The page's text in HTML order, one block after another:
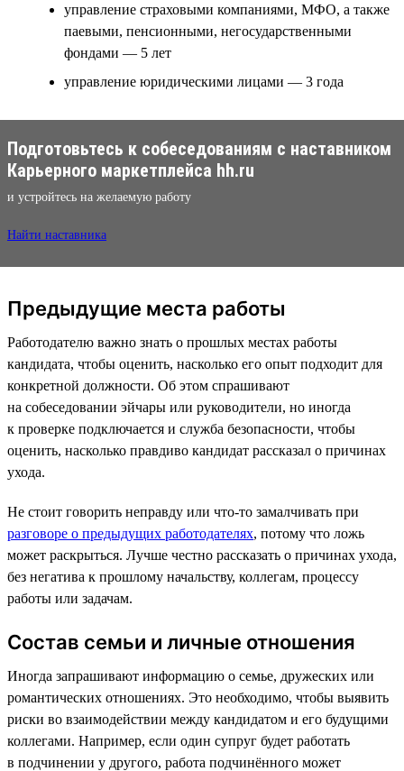
управление страховыми компаниями, МФО, а также
паевыми, пенсионными, негосударственными
фондами — 5 лет
управление юридическими лицами — 3 года
Подготовьтесь к собеседованиям с наставником
Карьерного маркетплейса hh.ru
и устройтесь на желаемую работу
Найти наставника
Предыдущие места работы
Работодателю важно знать о прошлых местах работы
кандидата, чтобы оценить, насколько его опыт подходит для
конкретной должности. Об этом спрашивают
на собеседовании эйчары или руководители, но иногда
к проверке подключается и служба безопасности, чтобы
оценить, насколько правдиво кандидат рассказал о причинах
ухода.
Не стоит говорить неправду или что-то замалчивать при
разговоре о предыдущих работодателях, потому что ложь
может раскрыться. Лучше честно рассказать о причинах ухода,
без негатива к прошлому начальству, коллегам, процессу
работы или задачам.
Состав семьи и личные отношения
Иногда запрашивают информацию о семье, дружеских или
романтических отношениях. Это необходимо, чтобы выявить
риски во взаимодействии между кандидатом и его будущими
коллегами. Например, если один супруг будет работать
в подчинении у другого, работа подчинённого может